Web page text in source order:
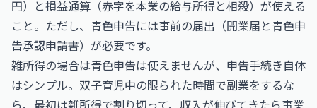
円）と損益通算（赤字を本業の給与所得と相殺）が使える
こと。ただし、青色申告には事前の届出（開業届と青色申
告承認申請書）が必要です。
雑所得の場合は青色申告は使えませんが、申告手続き自体
はシンプル。双子育児中の限られた時間で副業をするな
ら、最初は雑所得で割り切って、収入が伸びてきたら事業